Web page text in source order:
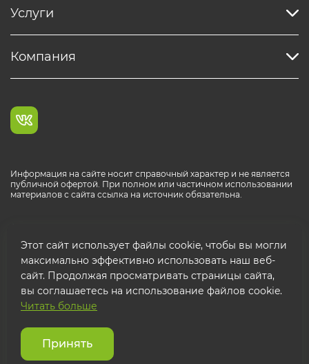
Услуги
Компания
Информация на сайте носит справочный характер и не является
публичной офертой. При полном или частичном использовании
материалов с сайта ссылка на источник обязательна.
© 2026 ООО "ФТК РОСТР"
Защита персональных данных
Использование cookies
Этот сайт использует файлы cookie, чтобы вы могли
максимально эффективно использовать наш веб-
сайт. Продолжая просматривать страницы сайта,
вы соглашаетесь на использование файлов cookie.
Читать больше
Принять